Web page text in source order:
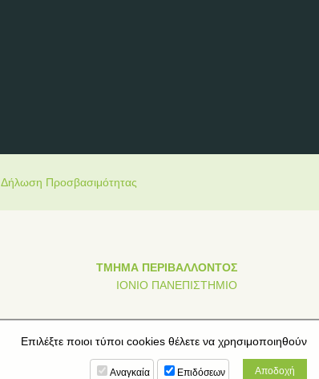
Δήλωση Προσβασιμότητας
ΤΜΗΜΑ ΠΕΡΙΒΑΛΛΟΝΤΟΣ
ΙΟΝΙΟ ΠΑΝΕΠΙΣΤΗΜΙΟ
Επιλέξτε ποιοι τύποι cookies θέλετε να χρησιμοποιηθούν
Αναγκαία Επιδόσεων